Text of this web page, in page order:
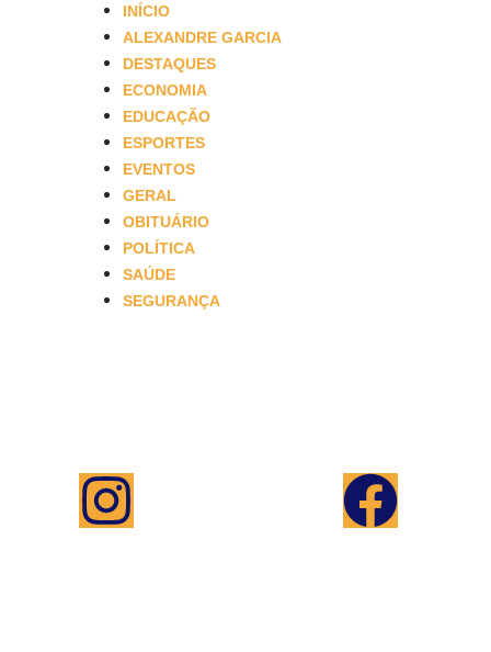
INÍCIO
ALEXANDRE GARCIA
DESTAQUES
ECONOMIA
EDUCAÇÃO
ESPORTES
EVENTOS
GERAL
OBITUÁRIO
POLÍTICA
SAÚDE
SEGURANÇA